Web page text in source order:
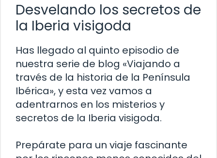
Desvelando los secretos de
la Iberia visigoda
Has llegado al quinto episodio de
nuestra serie de blog «Viajando a
través de la historia de la Península
Ibérica», y esta vez vamos a
adentrarnos en los misterios y
secretos de la Iberia visigoda.
Prepárate para un viaje fascinante